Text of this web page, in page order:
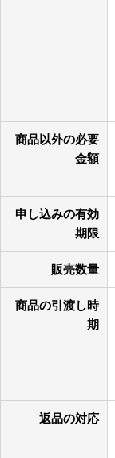
商品以外の必要
金額
申し込みの有効
期限
販売数量
商品の引渡し時
期
返品の対応